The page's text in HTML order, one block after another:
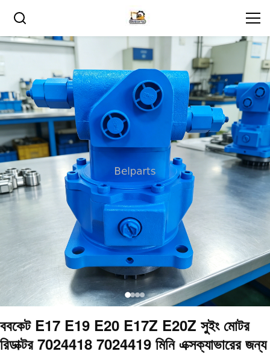
ববকেট E17 E19 E20 E17Z E20Z সুইং মোটর
রিডাক্টর 7024418 7024419 মিনি এক্সক্যাভারের জন্য